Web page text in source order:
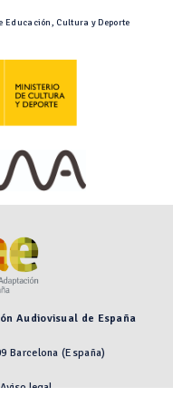
Cultura y Deporte
Audiovisual de España
Barcelona (España)
Aviso legal